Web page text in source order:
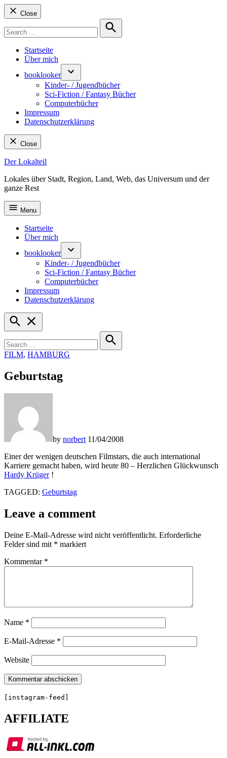
Close
for:
Search
Startseite
Über mich
booklooker
Kinder- / Jugendbücher
Sci-Fiction / Fantasy Bücher
Computerbücher
Impressum
Datenschutzerklärung
Close
Skip
content
Der Lokalteil
Lokales über Stadt, Region, Land, Web, das Universum und der
ganze Rest
Menu
Startseite
Über mich
booklooker
Kinder- / Jugendbücher
Sci-Fiction / Fantasy Bücher
Computerbücher
Impressum
Datenschutzerklärung
Open
Search
for:
Search
POSTED
FILM, HAMBURG
Geburtstag
by norbert 11/04/2008
Einer der wenigen deutschen Filmstars, die auch international
Karriere gemacht haben, wird heute 80 – Herzlichen Glückwunsch
Hardy Krüger!
TAGGED: Geburtstag
Leave a comment
Deine E-Mail-Adresse wird nicht veröffentlicht. Erforderliche
Felder sind mit * markiert
Kommentar *
Name *
E-Mail-Adresse *
Website
[instagram-feed]
AFFILIATE